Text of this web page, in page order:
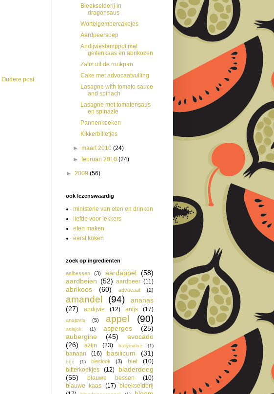
Oudere post
Bleekselderij in
dragonsaus
Wortelgembercakejes
Aardpeersoep
Andijviestamppot met
geitenkaas en abrikozen
Zalm uit de rookpan
Cake met advocaatvulling
Lasagne with tomato sauce
and spinach
Lasagne met tomatensaus
en spinazie
Pannenkoeken
Kikkerbilletjes
►maart 2010(24)
►februari 2010(24)
► 2009 (56)
ook lezenswaardig
ministerie van eten en drinken
liefde voor lekkers
eten maken
eerst koken
zoek op ingrediënten
aalbessen (3) aardappel (58)
aardbeien (52) aardpeer (11)
abrikoos (60) advocaat (2)
amandel (94)
ananas
(27)
andijvie (12) anijs (17)
ansjovis (5) appel (90)
artisjok (1) asperges
(25)
aubergine
(45)
avocado
(26)
azijn (23) ballymaloe (1)
banaan (16) basilicum (31)
bbq (1) bieslook (3) biet
(10)
bitterkoekjes
(12)
bladerdeeg
(55)
blauwe bessen
(10)
blauwe kaas (17) bleekselderij